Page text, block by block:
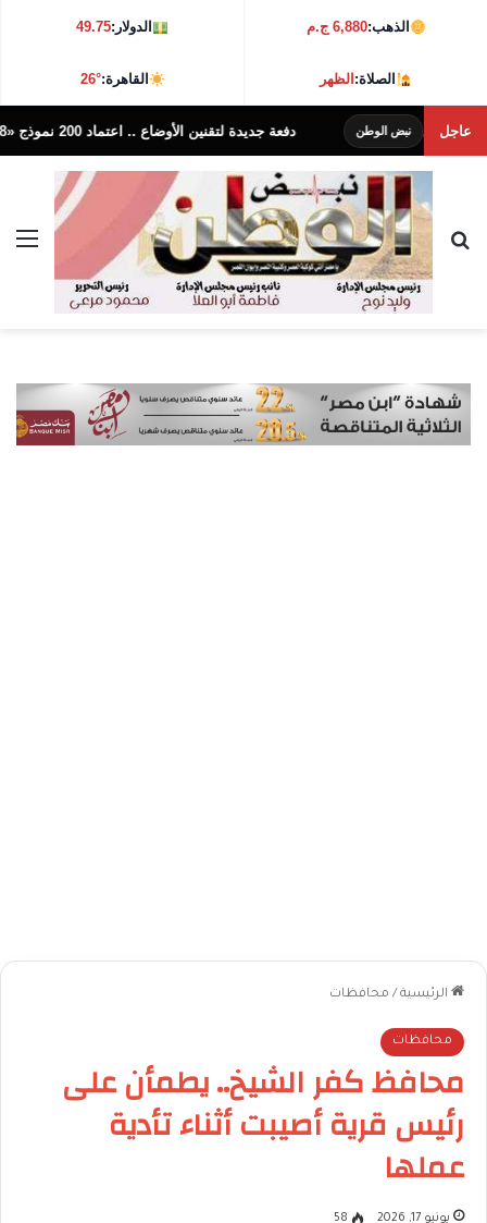
الذهب:6,880 ج.م الدولار:49.75
الصلاة:الظهر القاهرة:26°
عاجل
نبض الوطن دفعة جديدة لتقنين الأوضاع .. اعتماد 200 نموذج «8 نهائي» للتصالح في مخالفات البناء بدسوق
بحث عن
الرئيسية / محافظات
محافظات
محافظ كفر الشيخ.. يطمأن على
رئيس قرية أصيبت أثناء تأدية
عملها
يونيو 17, 2026 58